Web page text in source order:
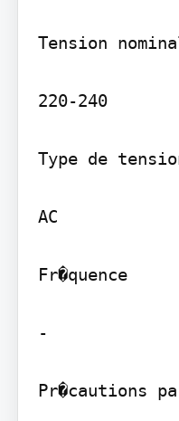
Tension
220-240
Type de
AC
Fr�quence
-
Pr�cautions